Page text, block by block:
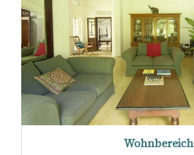
Wohnbereich